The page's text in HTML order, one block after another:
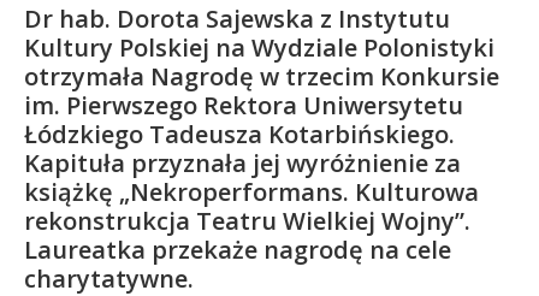
Dr hab. Dorota Sajewska z Instytutu
Kultury Polskiej na Wydziale Polonistyki
otrzymała Nagrodę w trzecim Konkursie
im. Pierwszego Rektora Uniwersytetu
Łódzkiego Tadeusza Kotarbińskiego.
Kapituła przyznała jej wyróżnienie za
książkę „Nekroperformans. Kulturowa
rekonstrukcja Teatru Wielkiej Wojny”.
Laureatka przekaże nagrodę na cele
charytatywne.